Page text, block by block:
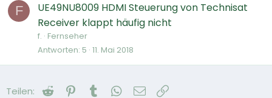
F
UE49NU8009 HDMI Steuerung von Technisat
Receiver klappt häufig nicht
f. Fernseher
Antworten 5 11. Mai 2018
Teilen: Reddit Pinterest
Tumblr WhatsApp
E-Mail